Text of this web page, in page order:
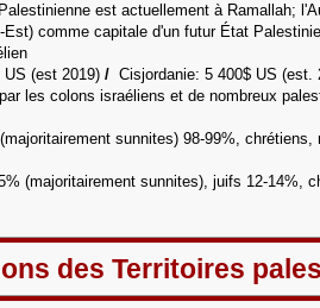
est actuellement à Ramallah;
Est) comme capitale d'un futur État
(est 2019) / Cisjordanie: 5 400$ US (est.
les colons israéliens et de nombreux
sunnites) 98-99%,
(majoritairement sunnites), juifs 12-14%,
des Territoires